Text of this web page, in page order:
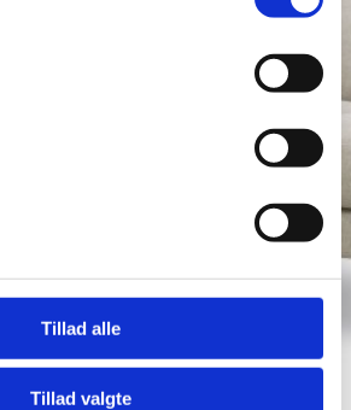
Tillad alle
Tillad valgte